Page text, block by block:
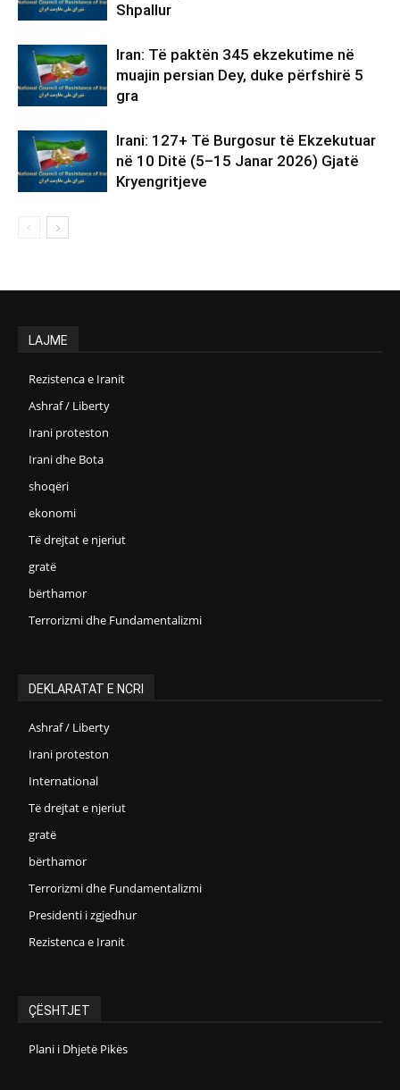
Shpallur
Iran: Të paktën 345 ekzekutime në
muajin persian Dey, duke përfshirë 5
gra
Irani: 127+ Të Burgosur të Ekzekutuar
në 10 Ditë (5–15 Janar 2026) Gjatë
Kryengritjeve
LAJME
Rezistenca e Iranit
Ashraf / Liberty
Irani proteston
Irani dhe Bota
shoqëri
ekonomi
Të drejtat e njeriut
gratë
bërthamor
Terrorizmi dhe Fundamentalizmi
DEKLARATAT E NCRI
Ashraf / Liberty
Irani proteston
International
Të drejtat e njeriut
gratë
bërthamor
Terrorizmi dhe Fundamentalizmi
Presidenti i zgjedhur
Rezistenca e Iranit
ÇËSHTJET
Plani i Dhjetë Pikës